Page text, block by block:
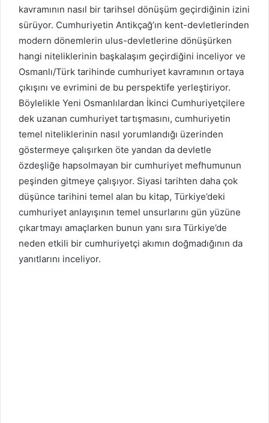
kavramının nasıl bir tarihsel dönüşüm geçirdiğinin izini
sürüyor. Cumhuriyetin Antikçağ’ın kent-devletlerinden
modern dönemlerin ulus-devletlerine dönüşürken
hangi niteliklerinin başkalaşım geçirdiğini inceliyor ve
Osmanlı/Türk tarihinde cumhuriyet kavramının ortaya
çıkışını ve evrimini de bu perspektife yerleştiriyor.
Böylelikle Yeni Osmanlılardan İkinci Cumhuriyetçilere
dek uzanan cumhuriyet tartışmasını, cumhuriyetin
temel niteliklerinin nasıl yorumlandığı üzerinden
göstermeye çalışırken öte yandan da devletle
özdeşliğe hapsolmayan bir cumhuriyet mefhumunun
peşinden gitmeye çalışıyor. Siyasi tarihten daha çok
düşünce tarihini temel alan bu kitap, Türkiye’deki
cumhuriyet anlayışının temel unsurlarını gün yüzüne
çıkartmayı amaçlarken bunun yanı sıra Türkiye’de
neden etkili bir cumhuriyetçi akımın doğmadığının da
yanıtlarını inceliyor.